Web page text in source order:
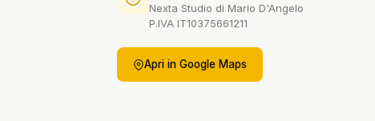
Nexta Studio di Mario D'Angelo
P.IVA IT10375661211
Apri in Google Maps